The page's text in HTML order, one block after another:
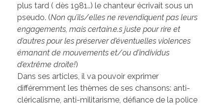
plus tard ( dès 1981..) le chanteur écrivait sous un
pseudo. (Non qu’ils/elles ne revendiquent pas leurs
engagements, mais certain.e.s juste pour rire et
d’autres pour les préserver d’éventuelles violences
émanant de mouvements et/ou d’individus
d’extrême droite!)
Dans ses articles, il va pouvoir exprimer
différemment les thèmes de ses chansons: anti-
cléricalisme, anti-militarisme, défiance de la police